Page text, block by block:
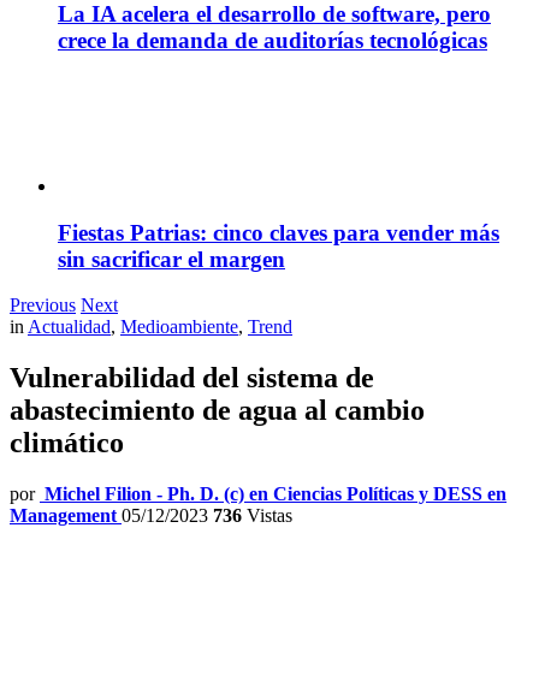
La IA acelera el desarrollo de software, pero
crece la demanda de auditorías tecnológicas
Fiestas Patrias: cinco claves para vender más
sin sacrificar el margen
Previous Next
inActualidad, Medioambiente, Trend
Vulnerabilidad del sistema de
abastecimiento de agua al cambio
climático
por Michel Filion - Ph. D. (c) en Ciencias Políticas y DESS en
Management 05/12/2023 736 Vistas